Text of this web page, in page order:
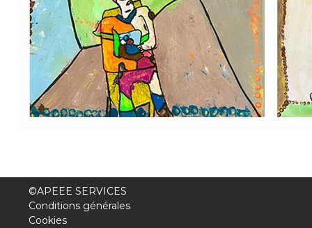
Lockers
+32 (0)2 373 87 68
casiers@apeee-bxl1-services.be
+32 (0)2 375 31 35
©APEEE SERVICES
Conditions générales
Cookies